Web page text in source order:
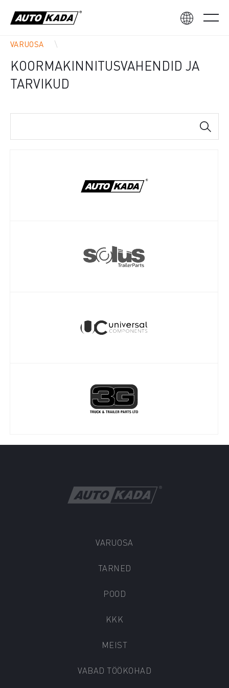
VARUOSA
KOORMAKINNITUSVAHENDID JA
TARVIKUD
VARUOSA
TARNED
POOD
KKK
MEIST
VABAD TÖÖKOHAD